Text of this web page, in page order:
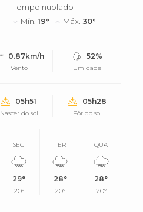
Tempo nublado
Mín.19° Máx.30°
0.87km/h
Vento
52%
Umidade
05h51
Nascer do sol
05h28
Pôr do sol
SEG
29°
20°
TER
28°
20°
QUA
28°
20°